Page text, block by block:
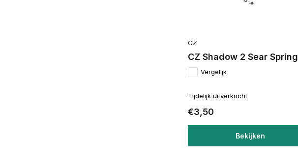
CZ
CZ Shadow 2 Sear Spring
Vergelijk
Tijdelijk uitverkocht
€3,50
Bekijken